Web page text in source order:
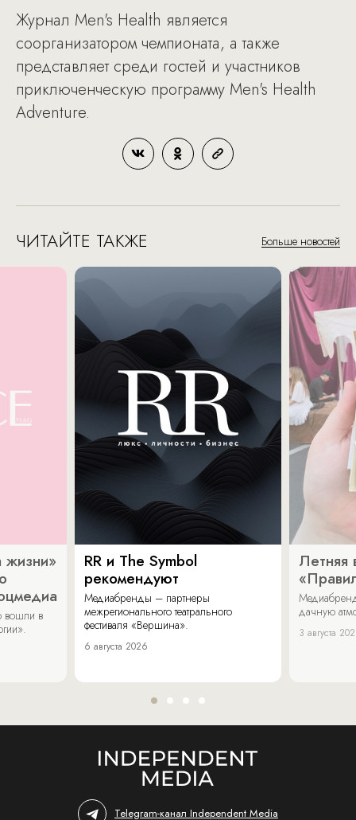
Журнал Men's Health является
соорганизатором чемпионата, а также
представляет среди гостей и участников
приключенческую программу Men's Health
Adventure.
ЧИТАЙТЕ ТАКЖЕ Больше новостей
жизни»
вошли в
RR и The Symbol
рекомендуют
Медиабренды – партнеры
межрегионального театрального
фестиваля «Вершина».
6 августа 2026
Летняя
дачную
3 августа
Telegram-канал Independent Media